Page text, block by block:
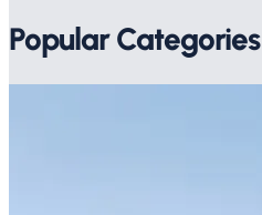
Popular Categories